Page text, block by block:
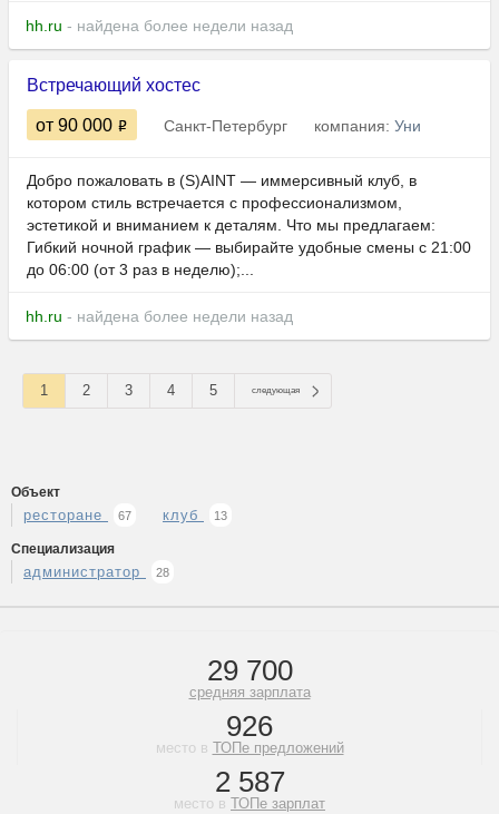
hh.ru - найдена более недели назад
Встречающий хостес
от 90 000 Санкт-Петербург компания: Уни
Добро пожаловать в (S)AINT — иммерсивный клуб, в
котором стиль встречается с профессионализмом,
эстетикой и вниманием к деталям. Что мы предлагаем:
Гибкий ночной график — выбирайте удобные смены с 21:00
до 06:00 (от 3 раз в неделю);...
hh.ru - найдена более недели назад
1 2 3 4 5 следующая
Объект
ресторане 67 клуб 13
Специализация
администратор 28
29 700
средняя зарплата
926
место в ТОПе предложений
2 587
место в ТОПе зарплат